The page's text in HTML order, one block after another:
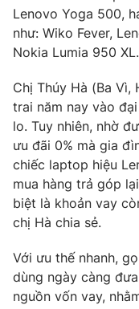
® Cấm sao chép dưới
thuận bằng văn bản.
thông tin từ website này.
Lenovo Yoga 500,
như: Wiko Fever,
Nokia Lumia 950
Chị Thúy Hà (Ba
trai năm nay vào
lo. Tuy nhiên, nhờ
ưu đãi 0% mà gia
chiếc laptop hiệu
mua hàng trả góp
biệt là khoản vay
chị Hà chia sẻ.
Với ưu thế nhanh,
dùng ngày càng
nguồn vốn vay,